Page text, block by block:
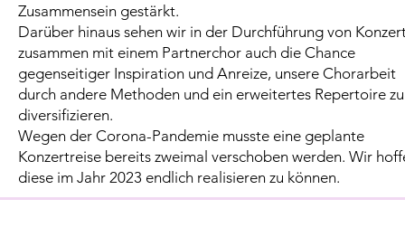
Zusammensein gestärkt.
Darüber hinaus sehen wir in der Durchführung von
zusammen mit einem Partnerchor auch die Chance
gegenseitiger Inspiration und Anreize, unsere Chorarbeit
durch andere Methoden und ein erweitertes Repertoire zu
diversifizieren.
Wegen der Corona-Pandemie musste eine geplante
Konzertreise bereits zweimal verschoben werden. Wir
diese im Jahr 2023 endlich realisieren zu können.